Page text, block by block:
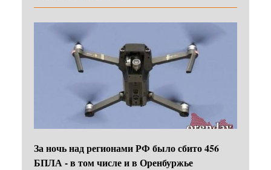
За ночь над регионами РФ было сбито 456
БПЛА - в том числе и в Оренбуржье